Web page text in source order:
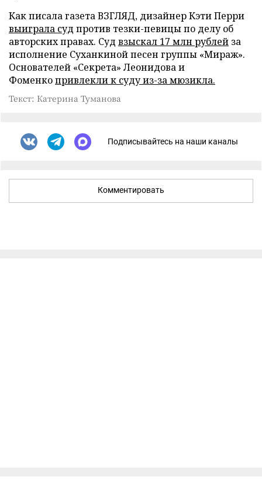
Как писала газета ВЗГЛЯД, дизайнер Кэти Перри
выиграла суд против тезки-певицы по делу об
авторских правах. Суд взыскал 17 млн рублей за
исполнение Суханкиной песен группы «Мираж».
Основателей «Секрета» Леонидова и
Фоменкопривлекли к суду из-за мюзикла.
Текст: Катерина Туманова
Подписывайтесь на наши каналы
Комментировать